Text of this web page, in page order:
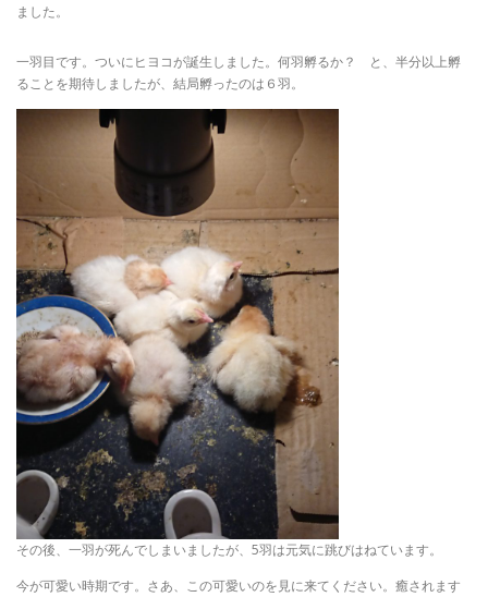
ました。
一羽目です。ついにヒヨコが誕生しました。何羽孵るか？ と、半分以上孵
ることを期待しましたが、結局孵ったのは６羽。
その後、一羽が死んでしまいましたが、5羽は元気に跳びはねています。
今が可愛い時期です。さあ、この可愛いのを見に来てください。癒されます